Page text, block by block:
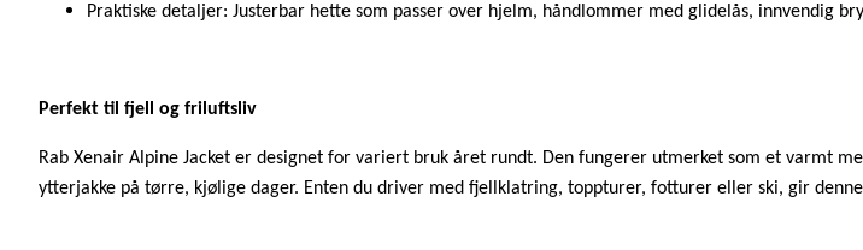
a
Praktiske detaljer: Justerbar hette som passer over hjelm, håndlommer med glidelås, innvendig
Perfekt til fjell og friluftsliv
Rab Xenair Alpine Jacket er designet for variert bruk året rundt. Den fungerer utmerket som et varmt
ytterjakke på tørre, kjølige dager. Enten du driver med fjellklatring, toppturer, fotturer eller ski, gir